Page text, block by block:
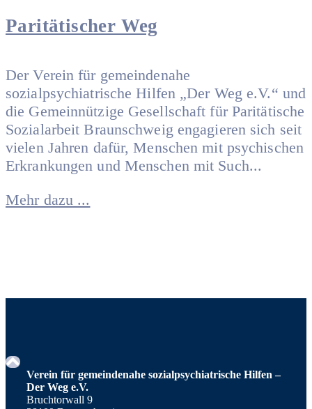
Paritätischer Weg
Der Verein für gemeindenahe
sozialpsychiatrische Hilfen „Der Weg e.V.“ und
die Gemeinnützige Gesellschaft für Paritätische
Sozialarbeit Braunschweig engagieren sich seit
vielen Jahren dafür, Menschen mit psychischen
Erkrankungen und Menschen mit Such...
Mehr dazu ...
Verein für gemeindenahe sozialpsychiatrische Hilfen –
Der Weg e.V.
Bruchtorwall 9